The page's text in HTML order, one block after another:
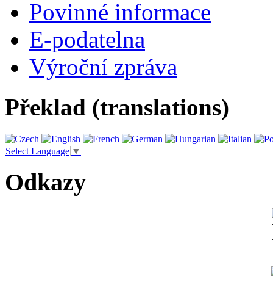
Povinné informace
E-podatelna
Výroční zpráva
Překlad (translations)
Select Language ▼
Odkazy